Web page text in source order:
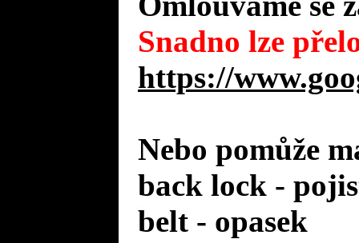
Snadno lze
https://
Nebo pomůže
back lock -
belt - opasek